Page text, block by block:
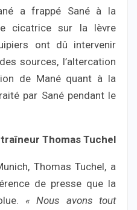
a frappé Sané à la
cicatrice sur la lèvre
ont dû intervenir
sources, l’altercation
de Mané quant à la
par Sané pendant le
Thomas Tuchel
Thomas Tuchel, a
de presse que la
« Nous avons tout